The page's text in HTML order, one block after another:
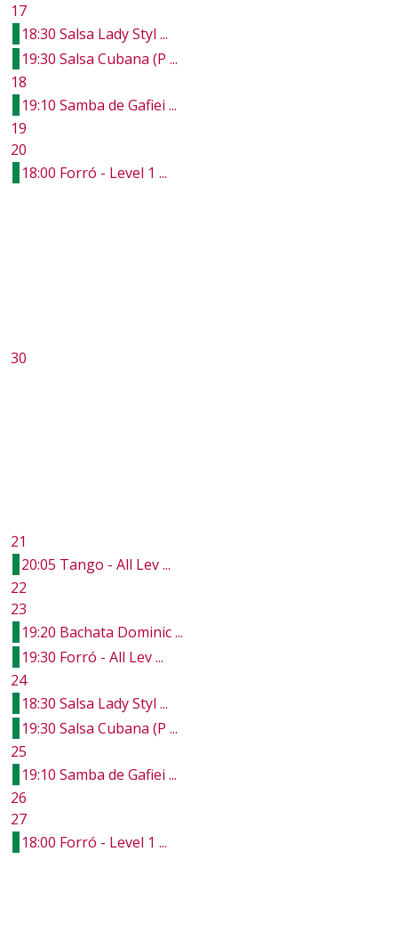
17
18:30 Salsa Lady Styl ...
19:30 Salsa Cubana (P ...
18
19:10 Samba de Gafiei ...
19
20
18:00 Forró - Level 1 ...
30
21
20:05 Tango - All Lev ...
22
23
19:20 Bachata Dominic ...
19:30 Forró - All Lev ...
24
18:30 Salsa Lady Styl ...
19:30 Salsa Cubana (P ...
25
19:10 Samba de Gafiei ...
26
27
18:00 Forró - Level 1 ...